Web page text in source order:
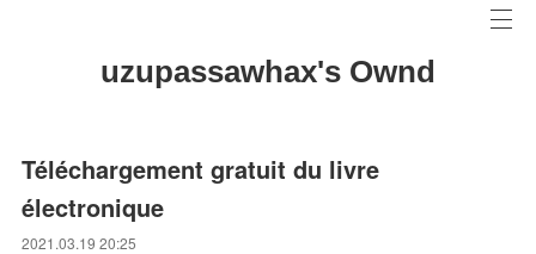
uzupassawhax's Ownd
Téléchargement gratuit du livre
électronique
2021.03.19 20:25